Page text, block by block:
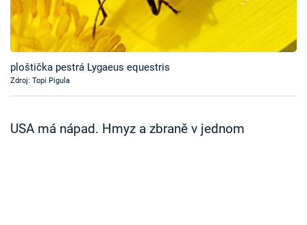
Časopis
Sledujte prima+
ploštička pestrá Lygaeus equestris
Zdroj: Topi Pigula
USA má nápad. Hmyz a zbraně v jednom